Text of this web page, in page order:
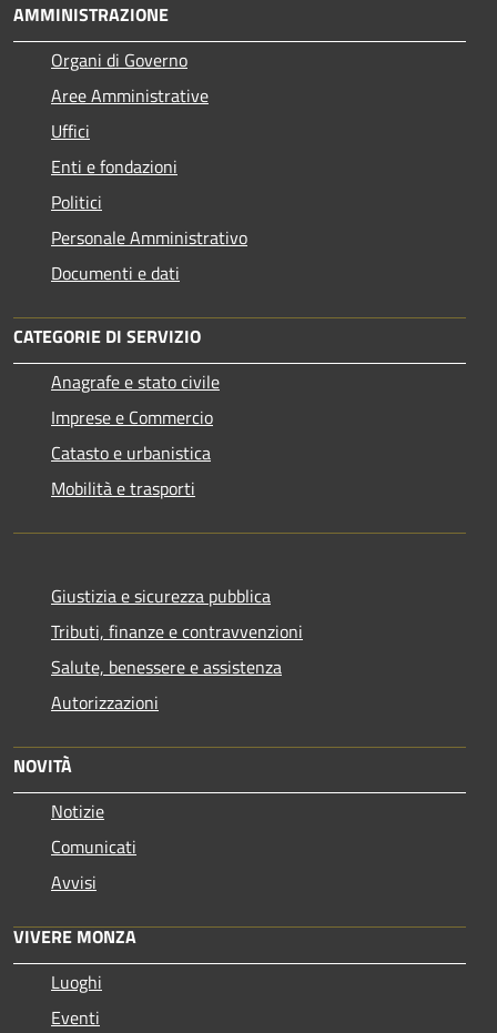
AMMINISTRAZIONE
Organi di Governo
Aree Amministrative
Uffici
Enti e fondazioni
Politici
Personale Amministrativo
Documenti e dati
CATEGORIE DI SERVIZIO
Anagrafe e stato civile
Imprese e Commercio
Catasto e urbanistica
Mobilità e trasporti
Giustizia e sicurezza pubblica
Tributi, finanze e contravvenzioni
Salute, benessere e assistenza
Autorizzazioni
NOVITÀ
Notizie
Comunicati
Avvisi
VIVERE MONZA
Luoghi
Eventi